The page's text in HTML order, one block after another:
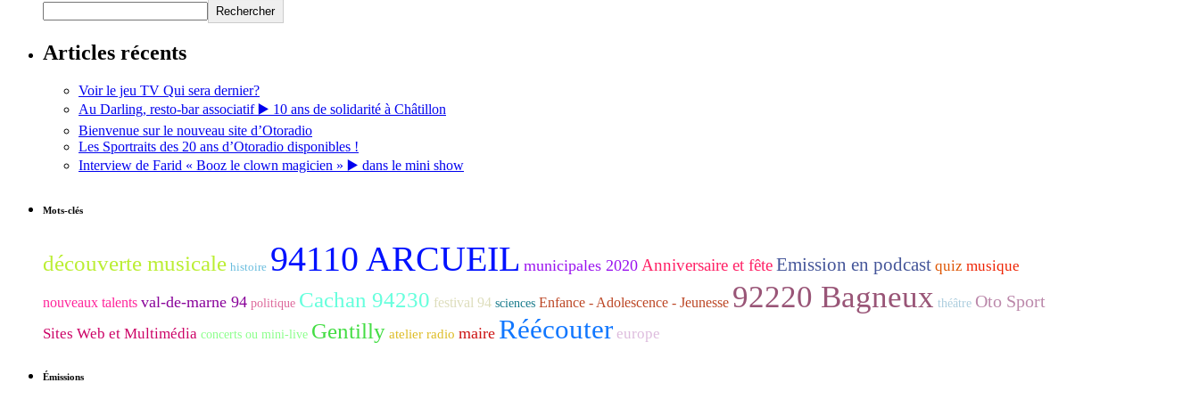
Rechercher
Articles récents
Voir le jeu TV Qui sera dernier?
Au Darling, resto-bar associatif ▶️ 10 ans de solidarité à Châtillon
Bienvenue sur le nouveau site d’Otoradio
Les Sportraits des 20 ans d’Otoradio disponibles !
Interview de Farid « Booz le clown magicien » ▶️ dans le mini show
Mots-clés
découverte musicale histoire 94110 ARCUEIL municipales 2020 Anniversaire et fêteEmission en podcast quiz musique
nouveaux talents val-de-marne 94 politique Cachan 94230 festival 94 sciences Enfance - Adolescence - Jeunesse 92220 Bagneux théâtre Oto Sport
Sites Web et Multimédia concerts ou mini-live Gentilly atelier radio maire Réécouter europe
Émissions